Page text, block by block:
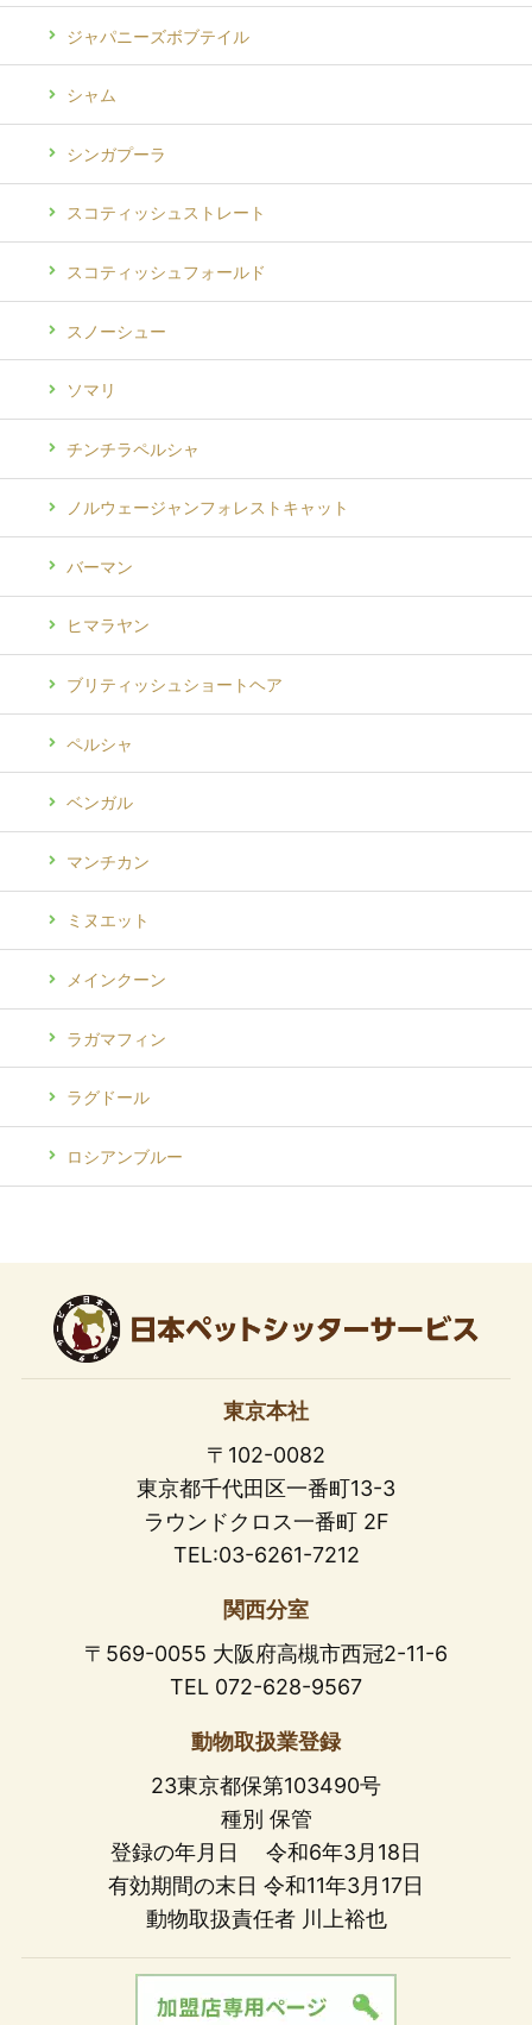
ジャパニーズボブテイル
シャム
シンガプーラ
スコティッシュストレート
スコティッシュフォールド
スノーシュー
ソマリ
チンチラペルシャ
ノルウェージャンフォレストキャット
バーマン
ヒマラヤン
ブリティッシュショートヘア
ペルシャ
ベンガル
マンチカン
ミヌエット
メインクーン
ラガマフィン
ラグドール
ロシアンブルー
東京本社
〒102-0082
東京都千代田区一番町13-3
ラウンドクロス一番町 2F
TEL:03-6261-7212
関西分室
〒569-0055 大阪府高槻市西冠2-11-6
TEL 072-628-9567
動物取扱業登録
23東京都保第103490号
種別 保管
登録の年月日 令和6年3月18日
有効期間の末日 令和11年3月17日
動物取扱責任者 川上裕也